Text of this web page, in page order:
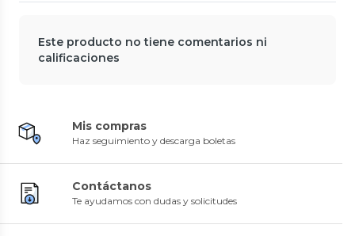
Este producto no tiene comentarios ni
calificaciones
Mis compras
Haz seguimiento y descarga boletas
Contáctanos
Te ayudamos con dudas y solicitudes